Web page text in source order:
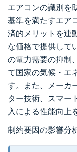
エアコンの識別を
基準を満たすエア
済的メリットを連
な価格で提供して
の電力需要の抑制
て国家の気候・エ
す。また、メーカ
ター技術、スマー
入による性能向上
制約要因の影響分